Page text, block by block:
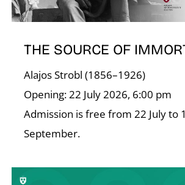
THE SOURCE OF
Alajos Strobl (1856–1926)
Opening: 22 July 2026, 6:00 pm
Admission is free from 22 July to
September.